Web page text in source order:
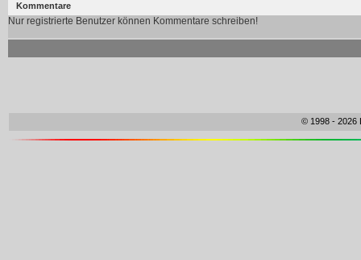
Kommentare
Nur registrierte Benutzer können Kommentare schreiben!
© 1998 -